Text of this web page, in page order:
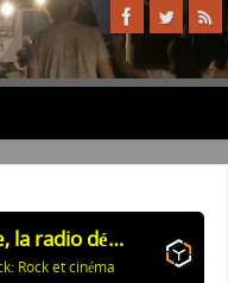
Equinoxe, la radio découverte
Rock et cinéma